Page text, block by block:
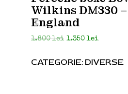
Wilkins DM330
England
1.800lei Prețul
a
1.350leiPrețul
este:
CATEGORIE:DIVERSE